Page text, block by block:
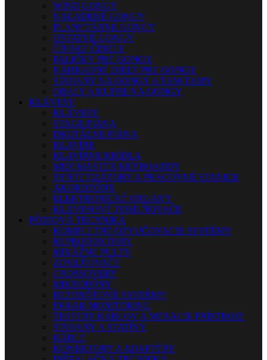
WIND GONGY
NALADENÉ GONGY
PLANETÁRNE GONGY
OSTATNÉ GONGY
ČÍNSKE ČINELY
PALIČKY PRE GONGY
NÁHRADNÉ DIELY PRE GONGY
STOJANY NA GONGY A TAM-TAMY
OBALY A KUFRE NA GONGY
KLÁVESY
KLÁVESY
STAGE PIÁNA
DIGITÁLNE PIÁNA
KLAVÍRE
KLAVÍRNE KRÍDLA
MIDI MASTER KEYBOARDY
SYNTETIZÁTORY A PRACOVNÉ STANICE
AKORDEÓNY
ELEKTRONICKÉ ORGANY
KLÁVESOVÉ ZOSILŇOVAČE
PÓDIOVÁ TECHNIKA
KOMPLETNÉ OZVUČOVACIE SYSTÉMY
REPRODUKTORY
MIXÁŽNE PULTY
ZOSILŇOVAČE
CROSSOVERY
MIKROFÓNY
BEZDRÔTOVÉ SYSTÉMY
IN-EAR MONITORING
TESTERY KÁBLOV A MERACIE PRÍSTROJE
STOJANY A STATÍVY
KÁBLE
KONEKTORY A ADAPTÉRY